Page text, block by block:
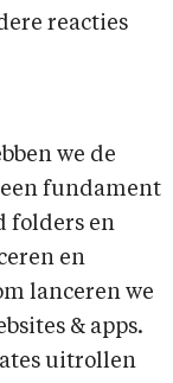
reacties
we de
fundament
folders en
en
lanceren we
& apps.
uitrollen